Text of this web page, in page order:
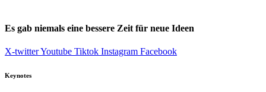
Es gab niemals eine bessere Zeit für neue Ideen
X-twitterYoutube Tiktok Instagram Facebook
Keynotes